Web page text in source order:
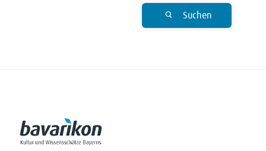
Suchen